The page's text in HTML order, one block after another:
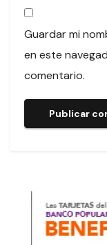
Guardar mi
en este
comentario.